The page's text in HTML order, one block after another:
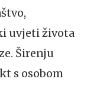
uvjeti života
Širenju
s osobom